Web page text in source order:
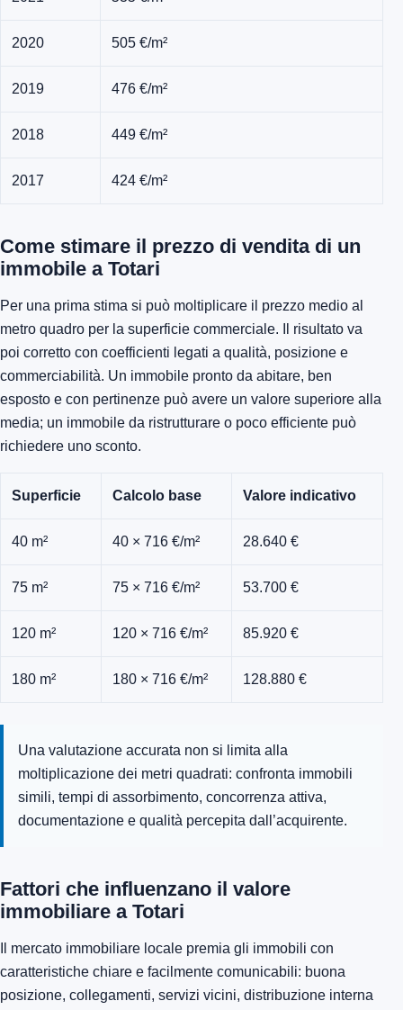
2020 505 €/m²
2019 476 €/m²
2018 449 €/m²
2017 424 €/m²
Come stimare il prezzo di vendita di un
immobile a Totari
Per una prima stima si può moltiplicare il prezzo medio al
metro quadro per la superficie commerciale. Il risultato va
poi corretto con coefficienti legati a qualità, posizione e
commerciabilità. Un immobile pronto da abitare, ben
esposto e con pertinenze può avere un valore superiore alla
media; un immobile da ristrutturare o poco efficiente può
richiedere uno sconto.
Superficie Calcolo base Valore indicativo
40 m² 40 × 716 €/m² 28.640 €
75 m² 75 × 716 €/m² 53.700 €
120 m² 120 × 716 €/m² 85.920 €
180 m² 180 × 716 €/m² 128.880 €
Una valutazione accurata non si limita alla
moltiplicazione dei metri quadrati: confronta immobili
simili, tempi di assorbimento, concorrenza attiva,
documentazione e qualità percepita dall’acquirente.
Fattori che influenzano il valore
immobiliare a Totari
Il mercato immobiliare locale premia gli immobili con
caratteristiche chiare e facilmente comunicabili: buona
posizione, collegamenti, servizi vicini, distribuzione interna